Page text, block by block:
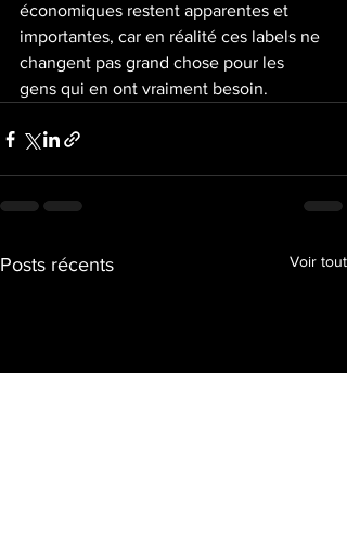
économiques restent apparentes et
importantes, car en réalité ces labels ne
changent pas grand chose pour les
gens qui en ont vraiment besoin.
Posts récents Voir tout